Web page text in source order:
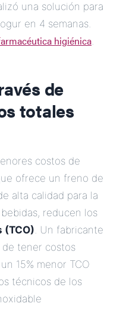
una solución para
en 4 semanas.
higiénica.
de
totales
costos de
ofrece un freno de
alta calidad para la
reducen los
. Un fabricante
de tener costos
15% menor TCO
técnicos de los